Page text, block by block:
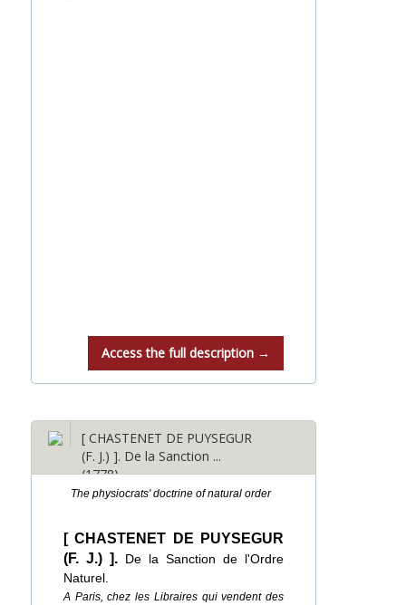
Access the full description →
[ CHASTENET DE PUYSEGUR
(F. J.) ]. De la Sanction ...
(1778)
The physiocrats' doctrine of natural order
[ CHASTENET DE PUYSEGUR
(F. J.) ]. De la Sanction de l'Ordre
Naturel.
A Paris, chez les Libraires qui vendent des